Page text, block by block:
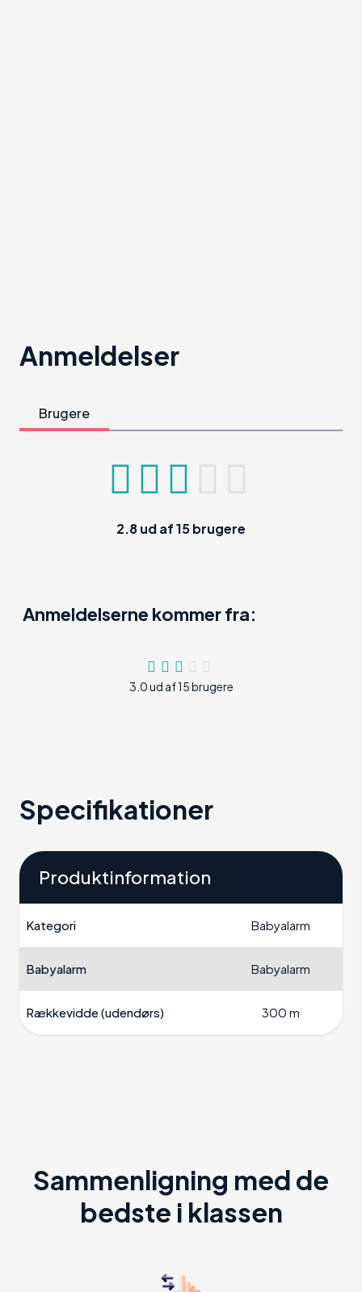
Anmeldelser
Brugere
2.8ud af15brugere
Anmeldelserne kommer fra:
3.0 ud af 15 brugere
Specifikationer
Produktinformation
Kategori Babyalarm
Babyalarm Babyalarm
Rækkevidde (udendørs) 300 m
Sammenligning med de
bedste i klassen